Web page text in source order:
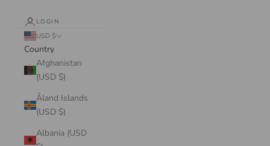
LOGIN
USD $
Country
Afghanistan
(USD $)
Åland Islands
(USD $)
Albania (USD